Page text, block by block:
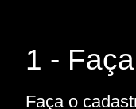
1 -
Faça o